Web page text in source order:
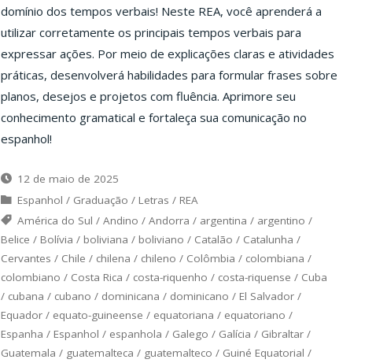
domínio dos tempos verbais! Neste REA, você aprenderá a
utilizar corretamente os principais tempos verbais para
expressar ações. Por meio de explicações claras e atividades
práticas, desenvolverá habilidades para formular frases sobre
planos, desejos e projetos com fluência. Aprimore seu
conhecimento gramatical e fortaleça sua comunicação no
espanhol!
12 de maio de 2025
Espanhol / Graduação / Letras / REA
América do Sul /Andino /Andorra / argentina / argentino /
Belice / Bolívia / boliviana / boliviano / Catalão / Catalunha /
Cervantes / Chile / chilena / chileno / Colômbia / colombiana /
colombiano / Costa Rica / costa-riquenho / costa-riquense / Cuba
/ cubana / cubano / dominicana / dominicano / El Salvador/
Equador/ equato-guineense / equatoriana / equatoriano /
Espanha / Espanhol / espanhola / Galego / Galícia / Gibraltar/
Guatemala / guatemalteca / guatemalteco / Guiné Equatorial /